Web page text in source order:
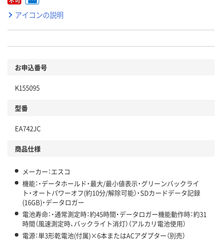
アイコンの説明
お申込番号
K155095
型番
EA742JC
商品仕様
メーカー：エスコ
機能：・データホールド・最大/最小値表示・グリーンバックライ
ト・オートパワーオフ(約10分/解除可能）・SDカードデータ記録
(16GB)・データロガー
電池寿命：・通常測定時：約45時間・データロガー機能動作時：約31
時間（風速測定時、バックライト消灯）（アルカリ電池使用）
電源：単3形乾電池(付属)×6本またはACアダプター（別売）